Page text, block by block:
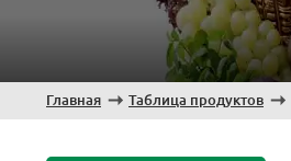
Главная Таблица продуктов